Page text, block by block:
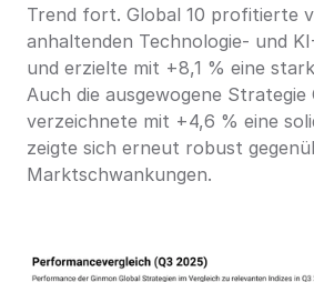
Trend fort. Global 10 profitierte
anhaltenden Technologie- und
und erzielte mit +8,1 % eine
Auch die ausgewogene Strategie
verzeichnete mit +4,6 % eine
zeigte sich erneut robust
Marktschwankungen.